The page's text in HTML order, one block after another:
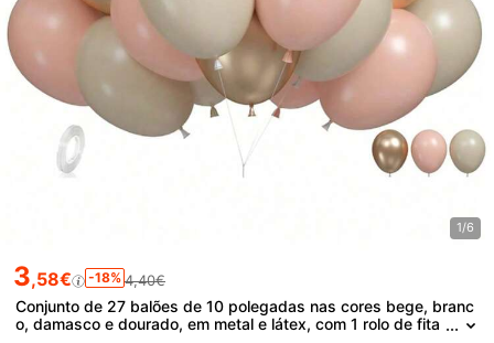
1/6
3,58€ -18% 4,40€
Conjunto de 27 balões de 10 polegadas nas cores bege, branc
o, damasco e dourado, em metal e látex, com 1 rolo de fita